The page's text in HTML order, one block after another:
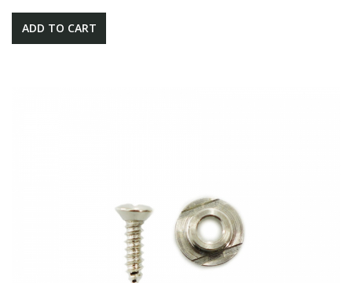
ADD TO CART